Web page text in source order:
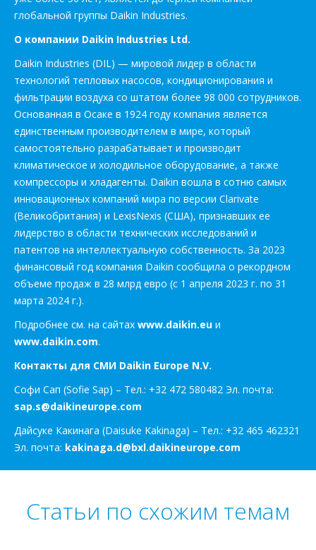
глобальной группы Daikin Industries.
О компании Daikin Industries Ltd.
Daikin Industries (DIL) — мировой лидер в области
технологий тепловых насосов, кондиционирования и
фильтрации воздуха со штатом более 98 000 сотрудников.
Основанная в Осаке в 1924 году компания является
единственным производителем в мире, который
самостоятельно разрабатывает и производит
климатическое и холодильное оборудование, а также
компрессоры и хладагенты. Daikin вошла в сотню самых
инновационных компаний мира по версии Clarivate
(Великобритания) и LexisNexis (США), признавших ее
лидерство в области технических исследований и
патентов на интеллектуальную собственность. За 2023
финансовый год компания Daikin сообщила о рекордном
объеме продаж в 28 млрд евро (с 1 апреля 2023 г. по 31
марта 2024 г.).
Подробнее см. на сайтах www.daikin.eu и
www.daikin.com.
Контакты для СМИ Daikin Europe N.V.
Софи Сап (Sofie Sap) – Тел.: +32 472 580482 Эл. почта:
sap.s@daikineurope.com
Дайсуке Какинага (Daisuke Kakinaga) – Тел.: +32 465 462321
Эл. почта: kakinaga.d@bxl.daikineurope.com
Статьи по схожим темам